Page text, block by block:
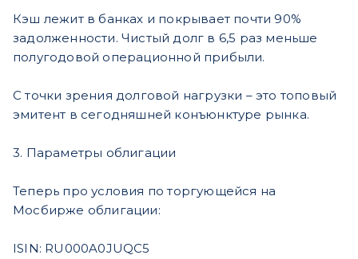
Кэш лежит в банках и покрывает почти 90%
задолженности. Чистый долг в 6,5 раз меньше
полугодовой операционной прибыли.
С точки зрения долговой нагрузки – это топовый
эмитент в сегодняшней конъюнктуре рынка.
3. Параметры облигации
Теперь про условия по торгующейся на
Мосбирже облигации:
ISIN: RU000A0JUQC5